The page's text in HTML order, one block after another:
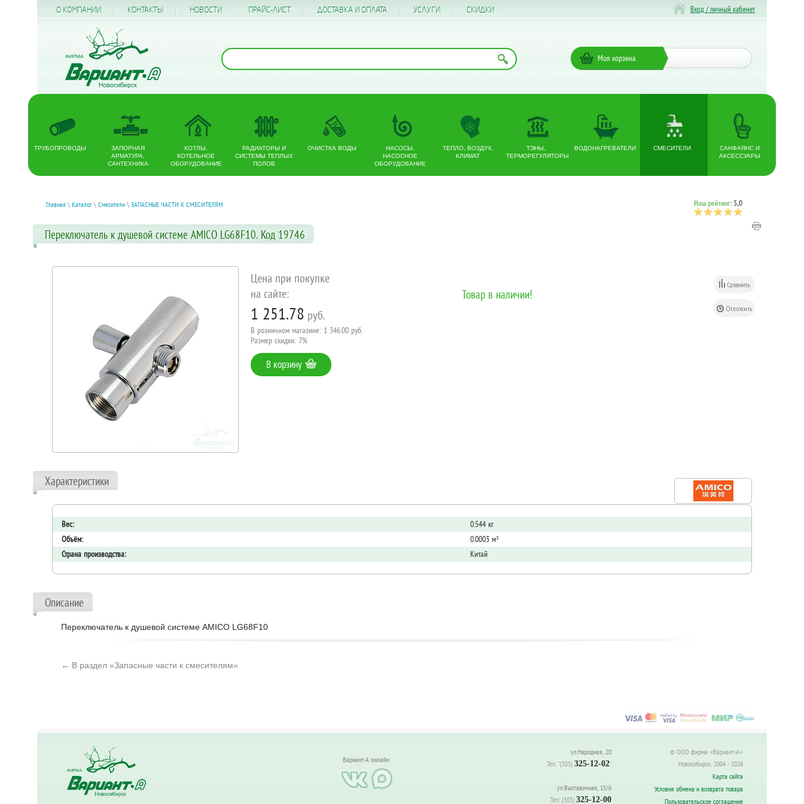
О КОМПАНИИ КОНТАКТЫ НОВОСТИ ПРАЙС-ЛИСТ ДОСТАВКА И ОПЛАТА УСЛУГИ CКИДКИ Вход / личный кабинет
Моя корзина
ТРУБОПРОВОДЫ
ЗАПОРНАЯ
АРМАТУРА,
САНТЕХНИКА
КОТЛЫ,
КОТЕЛЬНОЕ
ОБОРУДОВАНИЕ
РАДИАТОРЫ И
СИСТЕМЫ ТЕПЛЫХ
ПОЛОВ
ОЧИСТКА ВОДЫ
НАСОСЫ,
НАСОСНОЕ
ОБОРУДОВАНИЕ
ТЕПЛО, ВОЗДУХ,
КЛИМАТ
ТЭНЫ,
ТЕРМОРЕГУЛЯТОРЫ
ВОДОНАГРЕВАТЕЛИ СМЕСИТЕЛИ
САНФАЯНС И
АКСЕССУАРЫ
Главная \ Каталог \ Смесители \ ЗАПАСНЫЕ ЧАСТИ К СМЕСИТЕЛЯМ
Переключатель к душевой системе AMICO LG68F10. Код 19746
Товар в наличии!
Цена при покупке
на сайте:
1 251.78 руб.
В розничном магазине: 1 346.00 руб.
Размер скидки: 7%
В корзину
Характеристики
Вес:
0.544 кг
Объём:
0.0003 м³
Страна производства:
Китай
Описание
Переключатель к душевой системе AMICO LG68F10
← В раздел «Запасные части к смесителям»
Вариант-А онлайн:
ул.Народная, 20
Тел: "(383) 325-12-02"
ул.Выставочная, 15/6
Тел: (383) 325-12-00
© ООО фирма «Вариант-А»
Новосибирск, 2004 - 2026
Карта сайта
Условия обмена и возврата товара
Пользовательское соглашение